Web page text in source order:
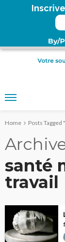
Home Posts
santé
travail